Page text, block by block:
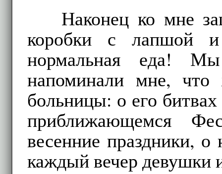
Наконец ко мне
коробки с лапшой и
нормальная еда!
напоминали мне, что
больницы: о его
приближающемся
весенние праздники,
каждый вечер девушки